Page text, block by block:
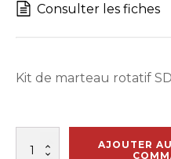
Consulter les fiches
Kit de marteau rotatif
AJOUTER